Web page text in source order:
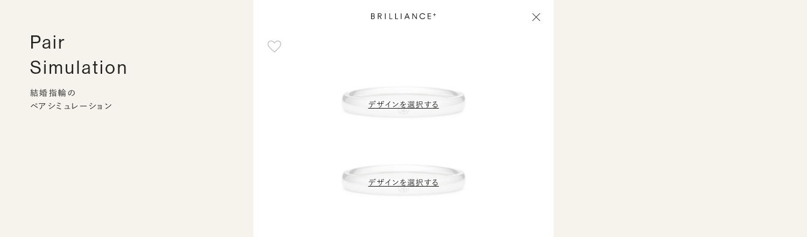
Pair
Simulation
結婚指輪の
ペアシミュレーション
デザインを選択する
デザインを選択する